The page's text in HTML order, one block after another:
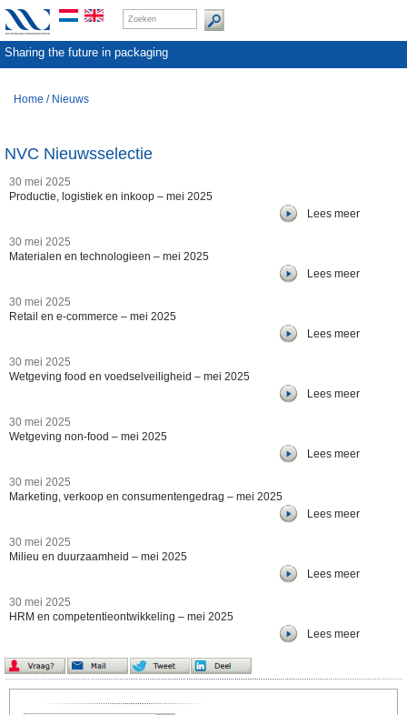
Sharing the future in packaging
Home / Nieuws
NVC Nieuwsselectie
30 mei 2025
Productie, logistiek en inkoop – mei 2025
Lees meer
30 mei 2025
Materialen en technologieen – mei 2025
Lees meer
30 mei 2025
Retail en e-commerce – mei 2025
Lees meer
30 mei 2025
Wetgeving food en voedselveiligheid – mei 2025
Lees meer
30 mei 2025
Wetgeving non-food – mei 2025
Lees meer
30 mei 2025
Marketing, verkoop en consumentengedrag – mei 2025
Lees meer
30 mei 2025
Milieu en duurzaamheid – mei 2025
Lees meer
30 mei 2025
HRM en competentieontwikkeling – mei 2025
Lees meer